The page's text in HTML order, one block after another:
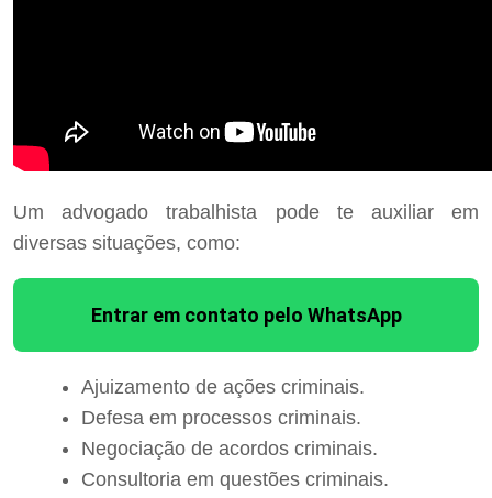
Um advogado trabalhista pode te auxiliar em
diversas situações, como:
Entrar em contato pelo WhatsApp
Ajuizamento de ações criminais.
Defesa em processos criminais.
Negociação de acordos criminais.
Consultoria em questões criminais.